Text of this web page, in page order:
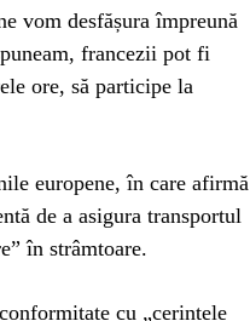
vom desfășura împreună
francezii pot fi
ore, să participe la
europene, în care afirmă
de a asigura transportul
în strâmtoare.
cu „cerințele